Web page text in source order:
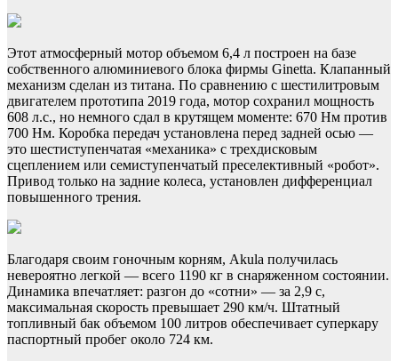
Этот атмосферный мотор объемом 6,4 л построен на базе
собственного алюминиевого блока фирмы Ginetta. Клапанный
механизм сделан из титана. По сравнению с шестилитровым
двигателем прототипа 2019 года, мотор сохранил мощность
608 л.с., но немного сдал в крутящем моменте: 670 Нм против
700 Нм. Коробка передач установлена перед задней осью —
это шестиступенчатая «механика» с трехдисковым
сцеплением или семиступенчатый преселективный «робот».
Привод только на задние колеса, установлен дифференциал
повышенного трения.
Благодаря своим гоночным корням, Akula получилась
невероятно легкой — всего 1190 кг в снаряженном состоянии.
Динамика впечатляет: разгон до «сотни» — за 2,9 с,
максимальная скорость превышает 290 км/ч. Штатный
топливный бак объемом 100 литров обеспечивает суперкару
паспортный пробег около 724 км.